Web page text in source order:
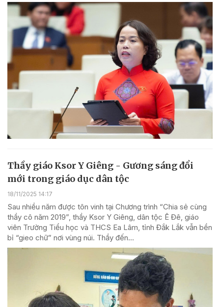
Thầy giáo Ksor Y Giêng - Gương sáng đổi
mới trong giáo dục dân tộc
18/11/2025 14:17
Sau nhiều năm được tôn vinh tại Chương trình “Chia sẻ cùng
thầy cô năm 2019”, thầy Ksor Y Giêng, dân tộc Ê Đê, giáo
viên Trường Tiểu học và THCS Ea Lâm, tỉnh Đắk Lắk vẫn bền
bỉ “gieo chữ” nơi vùng núi. Thầy đến...